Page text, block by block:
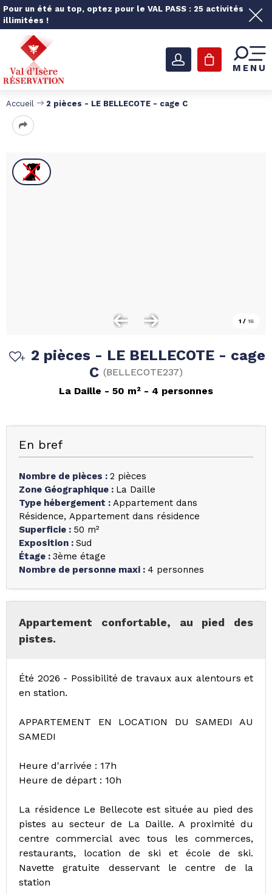
Pour un été au top, optez pour le VAL PASS : 25 activités
illimitées !
MENU
Accueil 2 pièces - LE BELLECOTE - cage C
1 / 16
2 pièces - LE BELLECOTE - cage
C (BELLECOTE237)
La Daille
50 m² 4 personnes
En bref
Nombre de pièces : 2 pièces
Zone Géographique : La Daille
Type hébergement : Appartement dans
Résidence Appartement dans résidence
Superficie : 50 m²
Exposition : Sud
Étage : 3ème étage
Nombre de personne maxi : 4 personnes
Appartement confortable, au pied des
pistes.
Été 2026 - Possibilité de travaux aux alentours et
en station.
APPARTEMENT EN LOCATION DU SAMEDI AU
SAMEDI
Heure d'arrivée : 17h
Heure de départ : 10h
La résidence Le Bellecote est située au pied des
pistes au secteur de La Daille. A proximité du
centre commercial avec tous les commerces,
restaurants, location de ski et école de ski.
Navette gratuite desservant le centre de la
station